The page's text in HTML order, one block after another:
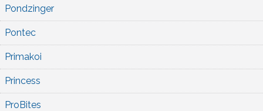
Pondzinger
Pontec
Primakoi
Princess
ProBites